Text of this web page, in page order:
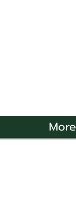
More